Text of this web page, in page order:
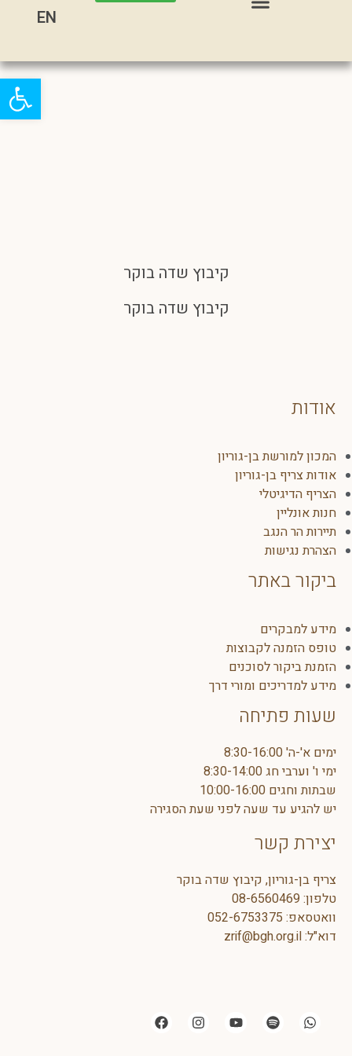
EN
קיבוץ שדה בוקר
קיבוץ שדה בוקר
אודות
המכון למורשת בן-גוריון
אודות צריף בן-גוריון
הצריף הדיגיטלי
חנות אונליין
תיירות הר הנגב
הצהרת נגישות
ביקור באתר
מידע למבקרים
טופס הזמנה לקבוצות
הזמנת ביקור לסוכנים
מידע למדריכים ומורי דרך
שעות פתיחה
ימים א'-ה' 8:30-16:00
ימי ו' וערבי חג 8:30-14:00
שבתות וחגים 10:00-16:00
יש להגיע עד שעה לפני שעת הסגירה
יצירת קשר
צריף בן-גוריון, קיבוץ שדה בוקר
טלפון:08-6560469
וואטסאפ: 052-6753375
דוא"ל:zrif@bgh.org.il